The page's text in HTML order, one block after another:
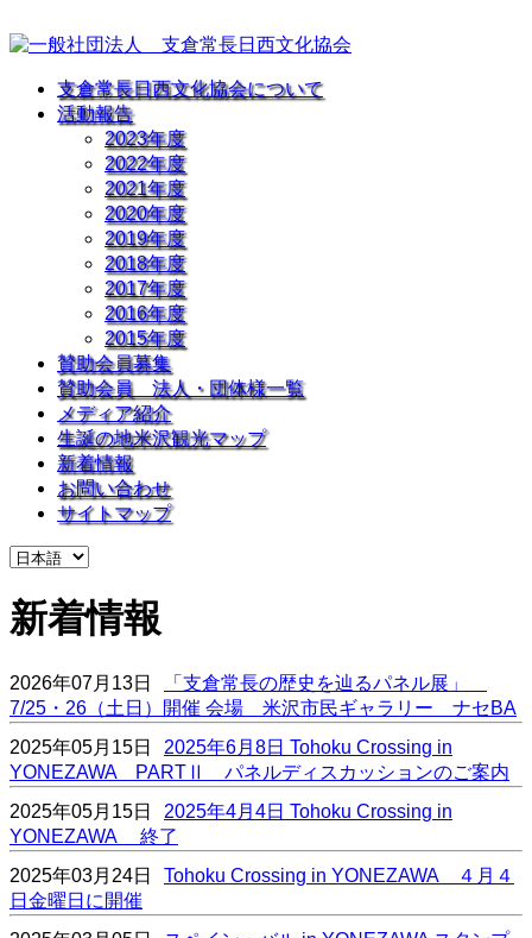
支倉常長日西文化協会について
活動報告
2023年度
2022年度
2021年度
2020年度
2019年度
2018年度
2017年度
2016年度
2015年度
賛助会員募集
賛助会員 法人・団体様一覧
メディア紹介
生誕の地米沢観光マップ
新着情報
お問い合わせ
サイトマップ
新着情報
2026年07月13日
「支倉常長の歴史を辿るパネル展」
7/25・26（土日）開催 会場 米沢市民ギャラリー ナセBA
2025年05月15日
2025年6月8日 Tohoku Crossing in
YONEZAWA PARTⅡ パネルディスカッションのご案内
2025年05月15日
2025年4月4日 Tohoku Crossing in
YONEZAWA 終了
2025年03月24日
Tohoku Crossing in YONEZAWA ４月４
日金曜日に開催